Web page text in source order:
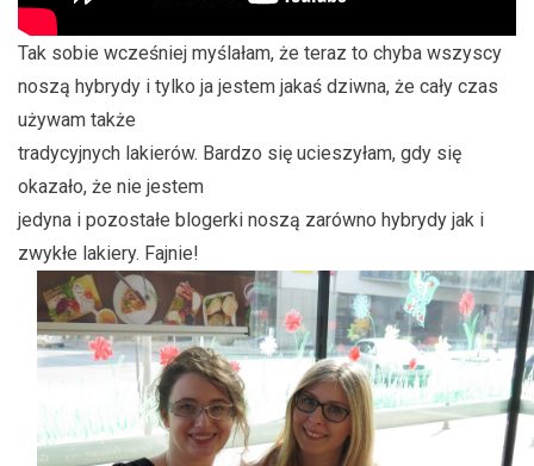
Tak sobie wcześniej myślałam, że teraz to chyba wszyscy
noszą hybrydy i tylko ja jestem jakaś dziwna, że cały czas
używam także
tradycyjnych lakierów. Bardzo się ucieszyłam, gdy się
okazało, że nie jestem
jedyna i pozostałe blogerki noszą zarówno hybrydy jak i
zwykłe lakiery. Fajnie!